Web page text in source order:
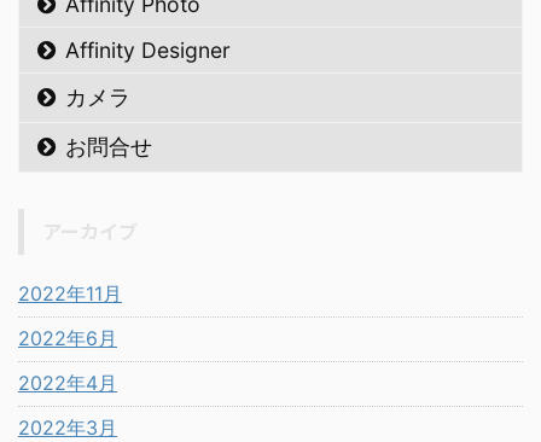
Affinity Designer
カメラ
お問合せ
2022年11月
2022年6月
2022年4月
2022年3月